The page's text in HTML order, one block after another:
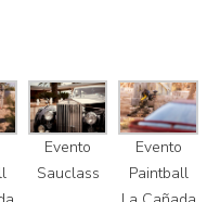
Evento
Sauclass
Evento
Paintball